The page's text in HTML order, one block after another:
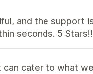
and the support
seconds. 5 Stars!!
cater to what